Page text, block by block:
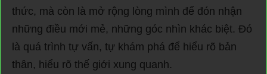
thức, mà còn là mở rộng lòng mình để đón nhận
những điều mới mẻ, những góc nhìn khác biệt. Đó
là quá trình tự vấn, tự khám phá để hiểu rõ bản
thân, hiểu rõ thế giới xung quanh.